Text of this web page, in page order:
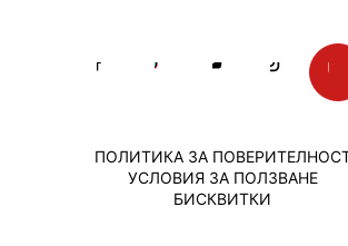
ПОЛИТИКА ЗА
УСЛОВИЯ ЗА ПОЛЗВАНЕ
БИСКВИТКИ